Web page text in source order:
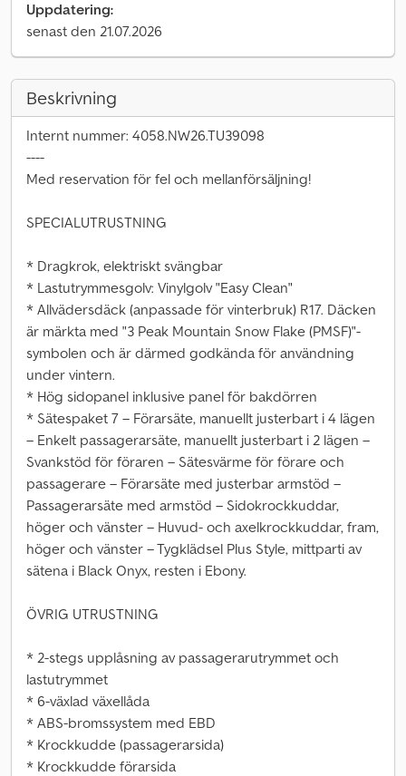
Uppdatering:
senast den 21.07.2026
Beskrivning
Internt nummer: 4058.NW26.TU39098
----
Med reservation för fel och mellanförsäljning!
SPECIALUTRUSTNING
* Dragkrok, elektriskt svängbar
* Lastutrymmesgolv: Vinylgolv "Easy Clean"
* Allvädersdäck (anpassade för vinterbruk) R17. Däcken
är märkta med "3 Peak Mountain Snow Flake (PMSF)"-
symbolen och är därmed godkända för användning
under vintern.
* Hög sidopanel inklusive panel för bakdörren
* Sätespaket 7 – Förarsäte, manuellt justerbart i 4 lägen
– Enkelt passagerarsäte, manuellt justerbart i 2 lägen –
Svankstöd för föraren – Sätesvärme för förare och
passagerare – Förarsäte med justerbar armstöd –
Passagerarsäte med armstöd – Sidokrockkuddar,
höger och vänster – Huvud- och axelkrockkuddar, fram,
höger och vänster – Tygklädsel Plus Style, mittparti av
sätena i Black Onyx, resten i Ebony.
ÖVRIG UTRUSTNING
* 2-stegs upplåsning av passagerarutrymmet och
lastutrymmet
* 6-växlad växellåda
* ABS-bromssystem med EBD
* Krockkudde (passagerarsida)
* Krockkudde förarsida